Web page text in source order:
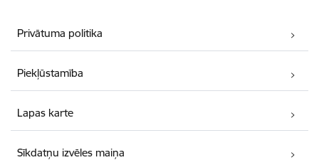
Privātuma politika
Piekļūstamība
Lapas karte
Sīkdatņu izvēles maiņa